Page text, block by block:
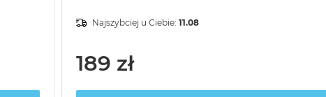
Najszybciej u Ciebie: 11.08
189 zł